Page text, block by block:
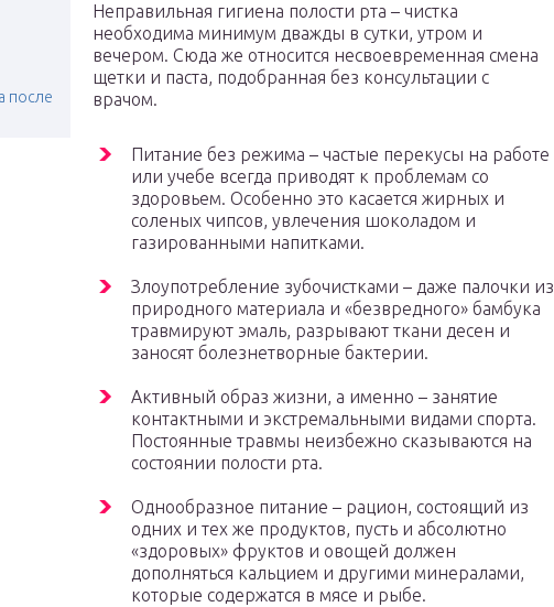
после
Неправильная гигиена полости рта – чистка
необходима минимум дважды в сутки, утром и
вечером. Сюда же относится несвоевременная смена
щетки и паста, подобранная без консультации с
врачом.
Питание без режима – частые перекусы на работе
или учебе всегда приводят к проблемам со
здоровьем. Особенно это касается жирных и
соленых чипсов, увлечения шоколадом и
газированными напитками.
Злоупотребление зубочистками – даже палочки из
природного материала и «безвредного» бамбука
травмируют эмаль, разрывают ткани десен и
заносят болезнетворные бактерии.
Активный образ жизни, а именно – занятие
контактными и экстремальными видами спорта.
Постоянные травмы неизбежно сказываются на
состоянии полости рта.
Однообразное питание – рацион, состоящий из
одних и тех же продуктов, пусть и абсолютно
«здоровых» фруктов и овощей должен
дополняться кальцием и другими минералами,
которые содержатся в мясе и рыбе.